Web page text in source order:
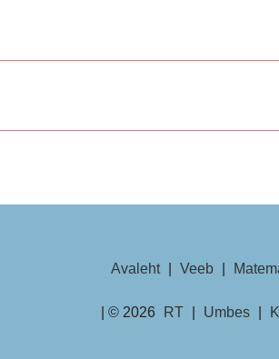
Avaleht Veeb
| © 2026 RT Umbes